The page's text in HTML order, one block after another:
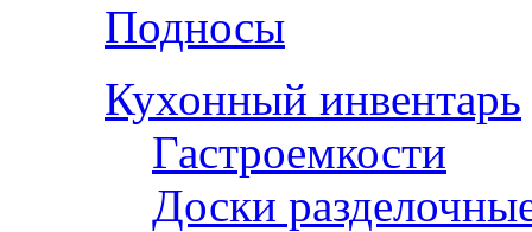
Подносы
Кухонный инвентарь
Гастроемкости
Доски